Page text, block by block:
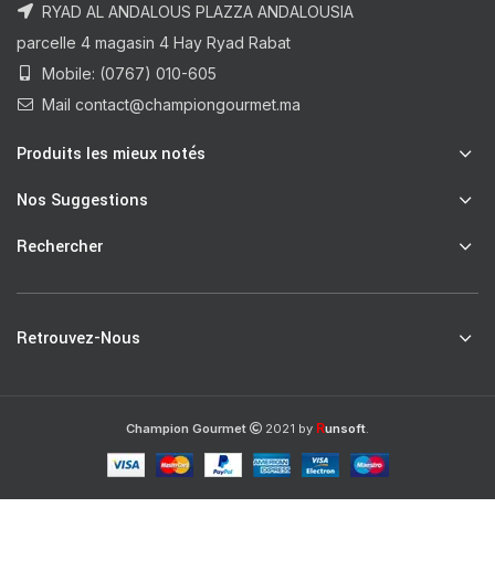
RYAD AL ANDALOUS PLAZZA ANDALOUSIA
parcelle 4 magasin 4 Hay Ryad Rabat
Mobile: (0767) 010-605
Mail contact@championgourmet.ma
Produits les mieux notés
Nos Suggestions
Rechercher
Retrouvez-Nous
Champion Gourmet 2021 by Runsoft